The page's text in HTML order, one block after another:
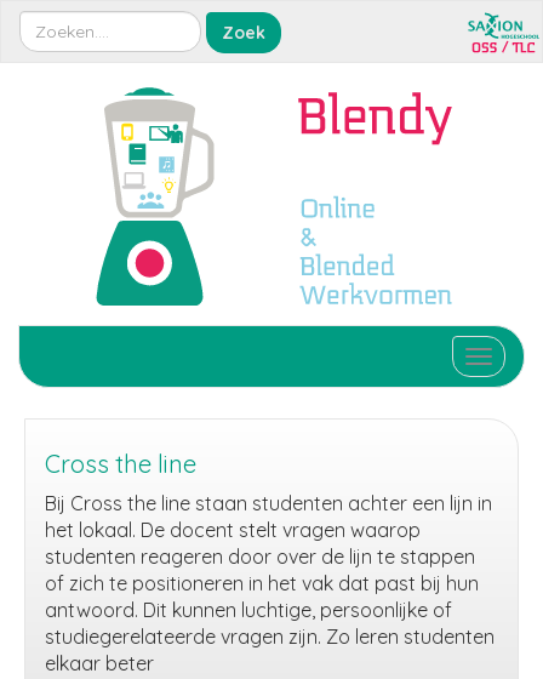
Toggle
Cross the line
Bij Cross the line staan studenten achter een lijn in
het lokaal. De docent stelt vragen waarop
studenten reageren door over de lijn te stappen
of zich te positioneren in het vak dat past bij hun
antwoord. Dit kunnen luchtige, persoonlijke of
studiegerelateerde vragen zijn. Zo leren studenten
elkaar beter